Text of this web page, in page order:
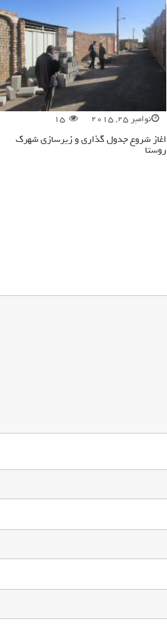
نوامبر 25, 2015 15
اغاز شروع جدول گذاری و زیرسازی شهرک
روستا